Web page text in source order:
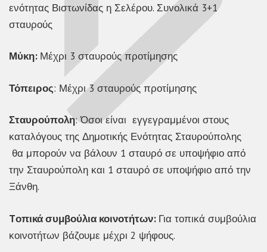
ενότητας Βιστωνίδας η Σελέρου. Συνολικά 3+1
σταυρούς
Μύκη: Μέχρι 3 σταυρούς προτίμησης
Τόπειρος: Μέχρι 3 σταυρούς προτίμησης
Σταυρούπολη: Όσοι είναι εγγεγραμμένοι στους
καταλόγους της Δημοτικής Ενότητας Σταυρούπολης
θα μπορούν να βάλουν 1 σταυρό σε υποψήφιο από
την Σταυρούπολη και 1 σταυρό σε υποψήφιο από την
Ξάνθη.
Tοπικά συμβούλια κοινοτήτων: Για τοπικά συμβούλια
κοινοτήτων βάζουμε μέχρι 2 ψήφους.